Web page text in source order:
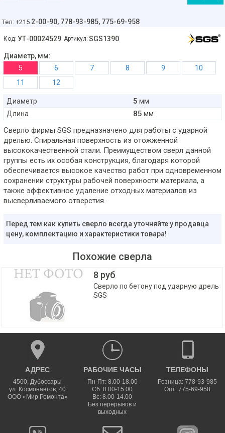
Тел: +215 2-00-90, 778-93-985, 775-69-958
Код: УТ-00024529 Артикул: SGS1390
Диаметр, мм:
5
6 7 8 9
10
11
12
Диаметр 5 мм
Длина
85 мм
Сверло фирмы SGS предназначено для работы с ударной
дрелью. Спиральная поверхность из отожженной
высококачественной стали. Преимуществом сверл данной
группы есть их особая конструкция, благодаря которой
обеспечивается высокое качество работ при одновременном
сохранении структуры рабочей поверхности материала, а
также эффективное удаление отходных материалов из
высверливаемого отверстия.
Перед тем как купить сверло всегда уточняйте у продавца
цену, комплектацию и характеристики товара!
Похожие сверла
8 руб
Сверло по бетону под ударную дрель
SGS
АДРЕС
4500,Дубоссары
ул. Космонавтов, 40
ООО «Мир Ремонта»
РАБОЧИЕ ЧАСЫ
Пн-Пт: 8.00-18.00
Сб: 8.00-15.00
Вс: 8.00-14.00
Без перерывов и
выходных
ТЕЛЕФОНЫ
Розница: 778-93-985
Опт: 775-69-958